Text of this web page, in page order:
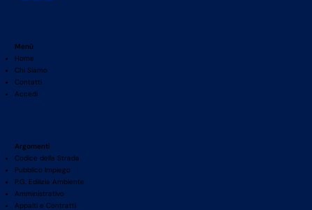
Menù
Home
Chi Siamo
Contatti
Accedi
Argomenti
Codice della Strada
Pubblico Impiego
P.G. Edilizia Ambiente
Amministrativo
Appalti e Contratti